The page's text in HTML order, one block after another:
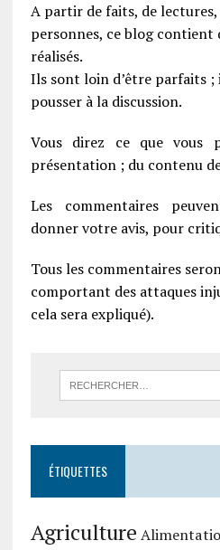
A partir de faits, de lectures,
personnes, ce blog contient
réalisés.
Ils sont loin d’être parfaits ;
pousser à la discussion.
Vous direz ce que vous
présentation ; du contenu
Les commentaires
donner votre avis, pour
Tous les commentaires
comportant des attaques
cela sera expliqué).
ÉTIQUETTES
Agriculture